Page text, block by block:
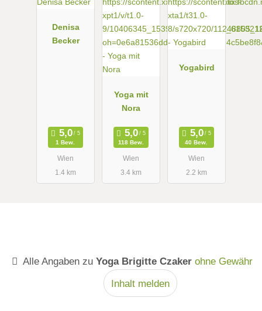
Denisa
Becker
1 Bew.
Wien
1.4 km
Yoga mit
Nora
118 Bew.
Wien
3.4 km
Yogabird
40 Bew.
Wien
2.2 km
Alle Angaben zuYoga Brigitte Czaker ohne Gewähr
Inhalt melden